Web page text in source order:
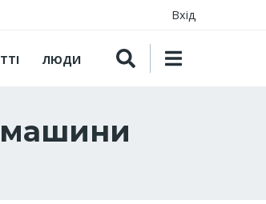
Вхід
ЛЮДИ
машини